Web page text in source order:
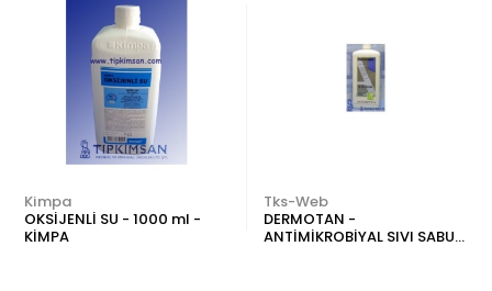
Kimpa
OKSİJENLİ SU - 1000 ml -
KİMPA
Tks-Web
DERMOTAN -
ANTİMİKROBİYAL SIVI SABUN